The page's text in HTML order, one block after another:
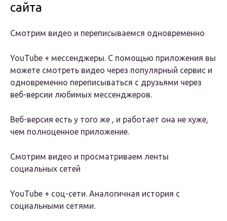
сайта
Смотрим видео и переписываемся одновременно
YouTube + мессенджеры. С помощью приложения вы
можете смотреть видео через популярный сервис и
одновременно переписываться с друзьями через
веб-версии любимых мессенджеров.
Веб-версия есть у того же , и работает она не хуже,
чем полноценное приложение.
Смотрим видео и просматриваем ленты
социальных сетей
YouTube + соц-сети. Аналогичная история с
социальными сетями.